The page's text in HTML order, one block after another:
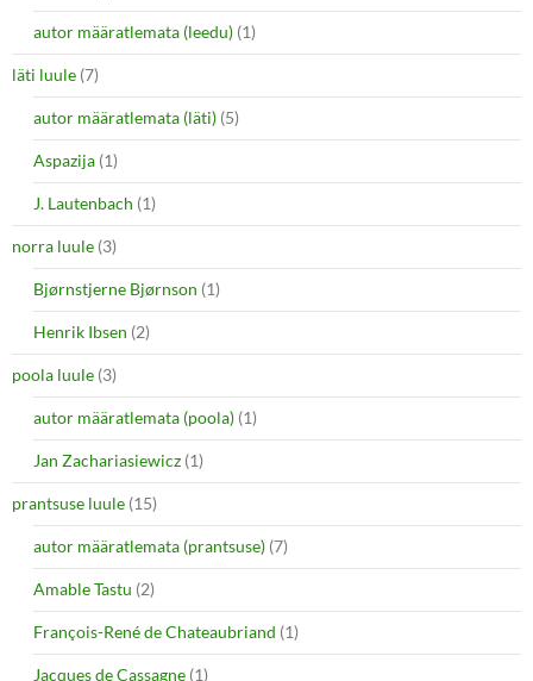
autor määratlemata (leedu) (1)
läti luule (7)
autor määratlemata (läti) (5)
Aspazija (1)
J. Lautenbach (1)
norra luule (3)
Bjørnstjerne Bjørnson (1)
Henrik Ibsen (2)
poola luule (3)
autor määratlemata (poola) (1)
Jan Zachariasiewicz (1)
prantsuse luule (15)
autor määratlemata (prantsuse) (7)
Amable Tastu (2)
François-René de Chateaubriand (1)
Jacques de Cassagne (1)